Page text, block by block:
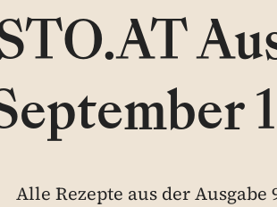
Alle Rezepte aus der Ausgabe